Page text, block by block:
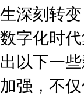
生深刻转
数字化时
出以下一
加强，不